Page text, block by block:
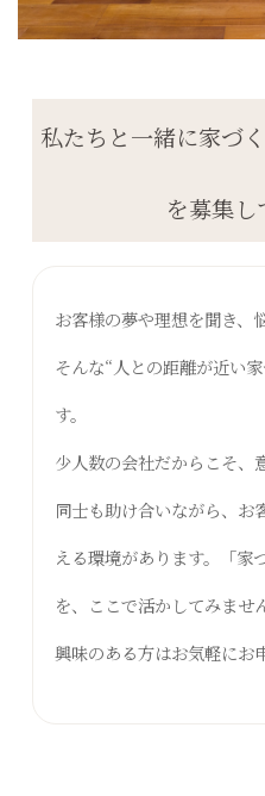
私たちと一緒に家づ
を募集し
お客様の夢や理想を聞き、
そんな“人との距離が近い
す。
少人数の会社だからこそ、
同士も助け合いながら、お
える環境があります。「家
を、ここで活かしてみませ
興味のある方はお気軽にお